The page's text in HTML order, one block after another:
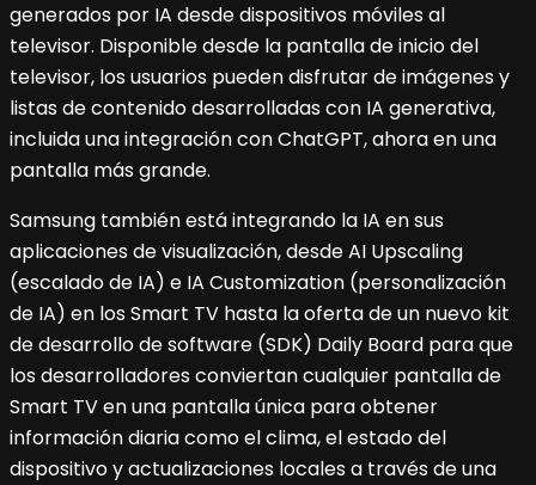
generados por IA desde dispositivos móviles al
televisor. Disponible desde la pantalla de inicio del
televisor, los usuarios pueden disfrutar de imágenes y
listas de contenido desarrolladas con IA generativa,
incluida una integración con ChatGPT, ahora en una
pantalla más grande.
Samsung también está integrando la IA en sus
aplicaciones de visualización, desde AI Upscaling
(escalado de IA) e IA Customization (personalización
de IA) en los Smart TV hasta la oferta de un nuevo kit
de desarrollo de software (SDK) Daily Board para que
los desarrolladores conviertan cualquier pantalla de
Smart TV en una pantalla única para obtener
información diaria como el clima, el estado del
dispositivo y actualizaciones locales a través de una